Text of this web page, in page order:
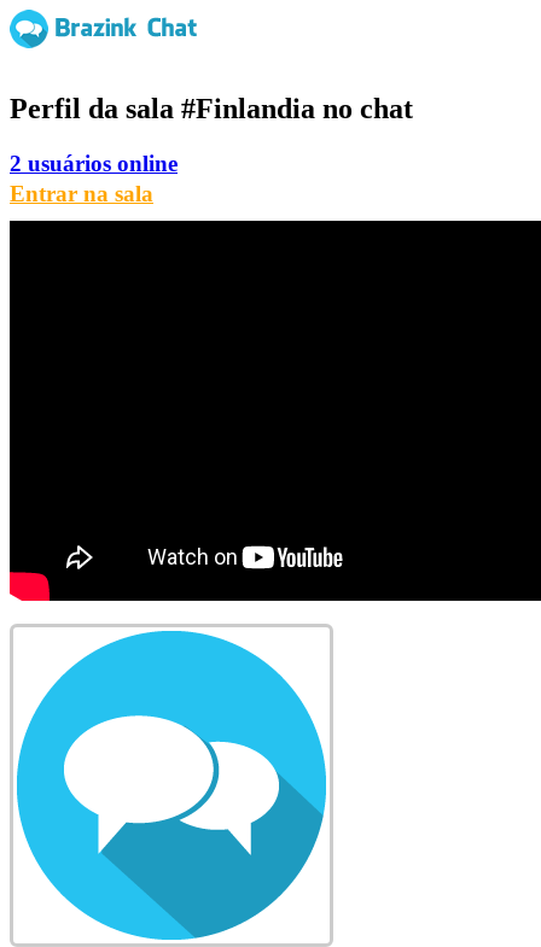
Perfil da sala #Finlandia no chat
2 usuários online
Entrar na sala